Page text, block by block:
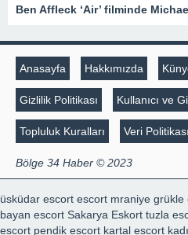
Anasayfa Hakkımızda
Gizlilik Politikası Kullanıcı ve
Topluluk Kuralları Veri Politikası
Bölge 34 Haber © 2023
üsküdar escort escort mraniye grükle
bayan escort Sakarya Eskort tuzla
escort pendik escort kartal escort